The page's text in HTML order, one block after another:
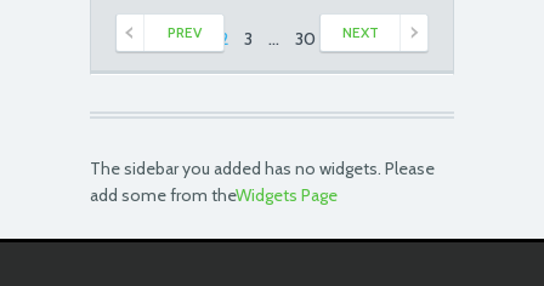
PREV NEXT
1 2 3 … 30 31
The sidebar you added has no widgets. Please
add some from theWidgets Page